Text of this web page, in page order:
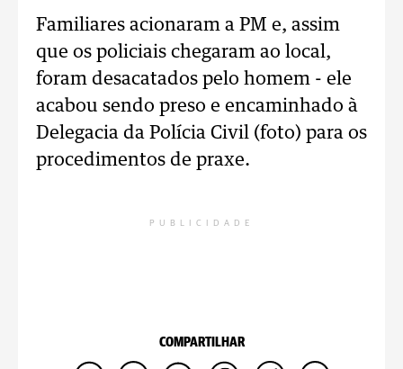
Familiares acionaram a PM e, assim
que os policiais chegaram ao local,
foram desacatados pelo homem - ele
acabou sendo preso e encaminhado à
Delegacia da Polícia Civil (foto) para os
procedimentos de praxe.
PUBLICIDADE
COMPARTILHAR